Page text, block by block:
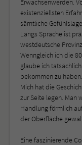
Erwachsenwerden.
existenziellsten
sämtliche
Langs Sprache ist
westdeutsche
Wenngleich ich die
glaube ich
bekommen zu haben.
Mich hat die
zur Seite legen. Man
Handlung förmlich
der Oberfläche
Eine faszinierende